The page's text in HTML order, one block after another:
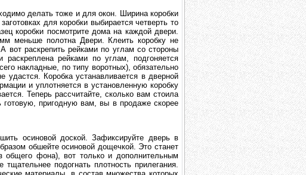
делать тоже и для окон. Ширина коробки
для коробки выбирается четверть то
коробки посмотрите дома на каждой двери.
меньше полотна Двери. Клеить коробку не
вот раскрепить рейками по углам со стороны
раскреплена рейками по углам, подгоняется
накладные, по типу воротных), обязательно
Коробка устанавливается в дверной
и уплотняется в установленную коробку
Теперь рассчитайте, сколько вам стоила
готовую, пригодную вам, вы в продаже скорее
осиновой доской. Зафиксируйте дверь в
обшейте осиновой дощечкой. Это станет
общего фона), вот только и дополнительным
подогнать плотность прилегания.